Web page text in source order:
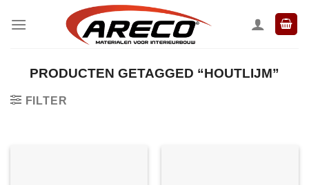
naar
PRODUCTEN GETAGGED “HOUTLIJM”
FILTER